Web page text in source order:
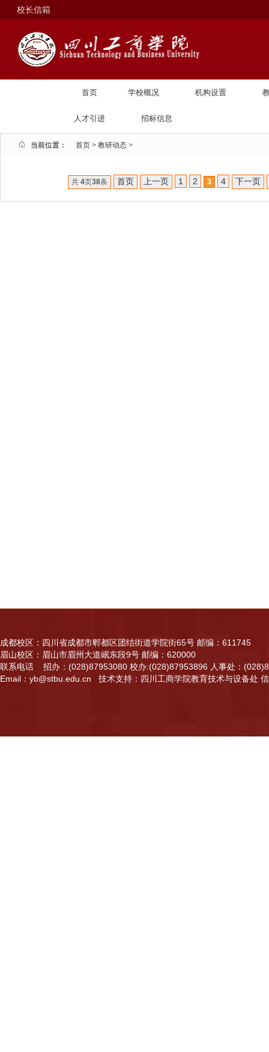
校长信箱
首页 学校概况 机构设置
人才引进 招标信息
当前位置： 首页 > 教研动态 >
共 4页38条 首页 上一页 1 2 3 4 下一页
成都校区：四川省成都市郫都区团结街道学院街65号 邮编：611745
眉山校区：眉山市眉州大道岷东段9号 邮编：620000
联系电话 招办：(028)87953080 校办:(028)87953896 人事处：
Email：yb@stbu.edu.cn 技术支持：四川工商学院教育技术与设备处